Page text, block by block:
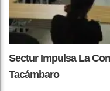
Sectur Impulsa La
Tacámbaro